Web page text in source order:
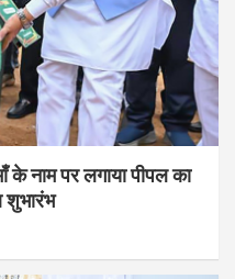
के नाम पर लगाया पीपल का
शुभारंभ